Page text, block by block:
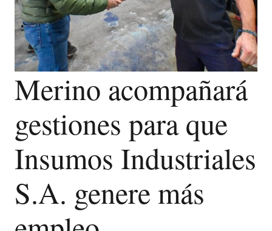
Merino acompañará
gestiones para que
Insumos Industriales
S.A. genere más